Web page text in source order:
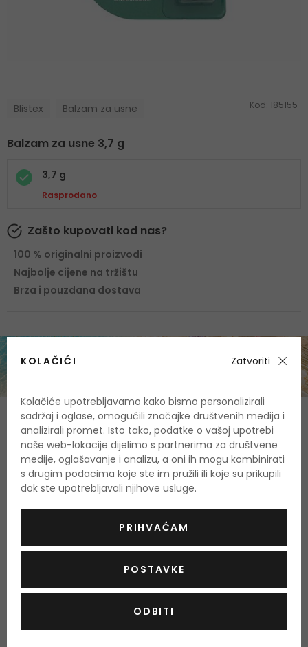
Blistex Balzam za usne Kod: 185155
Balzam za usne 3,7 g
3,7 g
Rasprodano
Zašto kupovati kod nas?
100 % originalni proizvodi
Najbolje cijene na tržištu
Brza i pouzdana dostava
O proizvodu
OPIS OCJENA
OCIJENITE PROIZVOD
Podaci o dobivanju ocjena
KOLAČIĆI Zatvoriti
Kolačiće upotrebljavamo kako bismo personalizirali
sadržaj i oglase, omogućili značajke društvenih medija i
analizirali promet. Isto tako, podatke o vašoj upotrebi
naše web-lokacije dijelimo s partnerima za društvene
medije, oglašavanje i analizu, a oni ih mogu kombinirati
s drugim podacima koje ste im pružili ili koje su prikupili
dok ste upotrebljavali njihove usluge.
PRIHVAĆAM
POSTAVKE
ODBITI